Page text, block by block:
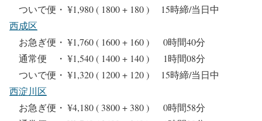
ついで便・ ¥1,980 ( 1800 + 180 ) 15時締/当日中
西成区
お急ぎ便・ ¥1,760 ( 1600 + 160 ) 0時間40分
通常便 ・ ¥1,540 ( 1400 + 140 ) 1時間08分
ついで便・ ¥1,320 ( 1200 + 120 ) 15時締/当日中
西淀川区
お急ぎ便・ ¥4,180 ( 3800 + 380 ) 0時間58分